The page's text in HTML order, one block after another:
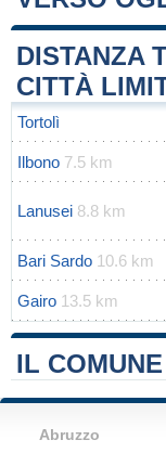
+
−
DISTANZA
CITTÀ
Tortolì
Ilbono 7.5 km
Lanusei 8.8 km
Bari Sardo 10.6 km
Gairo 13.5 km
IL
Abruzzo